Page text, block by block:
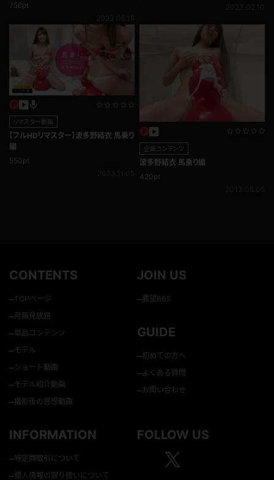
756pt
リマスター動画
【フルHDリマスター】波多野結衣 馬乗り
編
550pt
企画コンテンツ
波多野結衣 馬乗り編
420pt
CONTENTS
–TOPページ
–月額見放題
–単品コンテンツ
–モデル
–ショート動画
–モデル紹介動画
–撮影後の感想動画
JOIN US
–要望BBS
GUIDE
–初めての方へ
–よくある質問
–お問い合わせ
INFORMATION
–特定商取引について
–個人情報の取り扱いについて
FOLLOW US